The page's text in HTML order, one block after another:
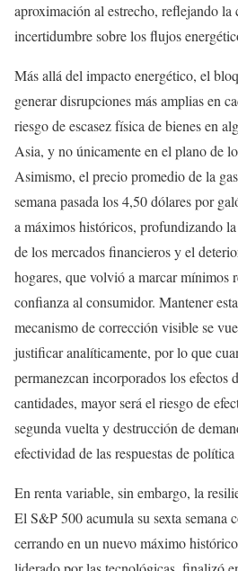
aproximación al estrecho, reflejando la
incertidumbre sobre los flujos
Más allá del impacto energético, el
generar disrupciones más amplias en
riesgo de escasez física de bienes en
Asia, y no únicamente en el plano de
Asimismo, el precio promedio de la
semana pasada los 4,50 dólares por
a máximos históricos, profundizando
de los mercados financieros y el
hogares, que volvió a marcar mínimos
confianza al consumidor. Mantener
mecanismo de corrección visible se
justificar analíticamente, por lo que
permanezcan incorporados los efectos
cantidades, mayor será el riesgo de
segunda vuelta y destrucción de
efectividad de las respuestas de
En renta variable, sin embargo, la
El S&P 500 acumula su sexta semana
cerrando en un nuevo máximo